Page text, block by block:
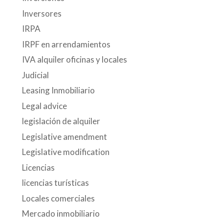
Inversores
IRPA
IRPF en arrendamientos
IVA alquiler oficinas y locales
Judicial
Leasing Inmobiliario
Legal advice
legislación de alquiler
Legislative amendment
Legislative modification
Licencias
licencias turísticas
Locales comerciales
Mercado inmobiliario